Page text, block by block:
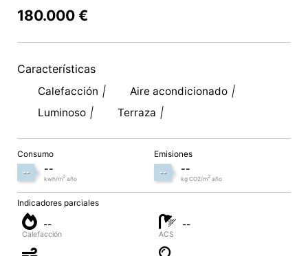
180.000 €
Características
Calefacción
Aire acondicionado
Luminoso
Terraza
Consumo
-- --
kwh/m2año
Emisiones
-- --
kg CO2/m2año
Indicadores parciales
--
Calefacción
--
ACS